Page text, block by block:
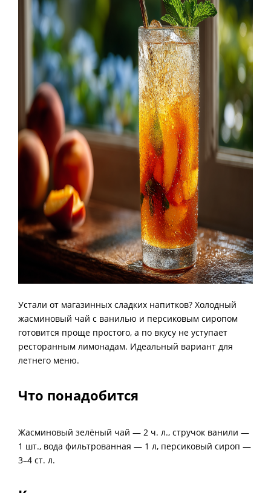
Устали от магазинных сладких напитков? Холодный
жасминовый чай с ванилью и персиковым сиропом
готовится проще простого, а по вкусу не уступает
ресторанным лимонадам. Идеальный вариант для
летнего меню.
Что понадобится
Жасминовый зелёный чай — 2 ч. л., стручок ванили —
1 шт., вода фильтрованная — 1 л, персиковый сироп —
3–4 ст. л.